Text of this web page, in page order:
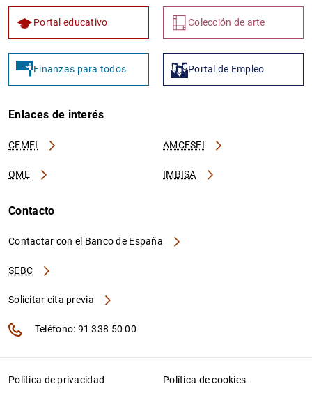
Portal educativo Colección de arte
Finanzas para todos Portal de Empleo
Enlaces de interés
CEMFI AMCESFI
OME IMBISA
Contacto
Contactar con el Banco de España
SEBC
Solicitar cita previa
Teléfono: 91 338 50 00
Política de privacidad Política de cookies